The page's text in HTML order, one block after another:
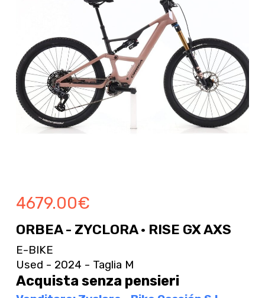
4679.00€
ORBEA - ZYCLORA · RISE GX AXS
E-BIKE
Used - 2024 - Taglia M
Acquista senza pensieri